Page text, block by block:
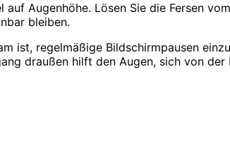
Augenhöhe. Lösen Sie die Fersen
bleiben.
ist, regelmäßige Bildschirmpausen
draußen hilft den Augen, sich von